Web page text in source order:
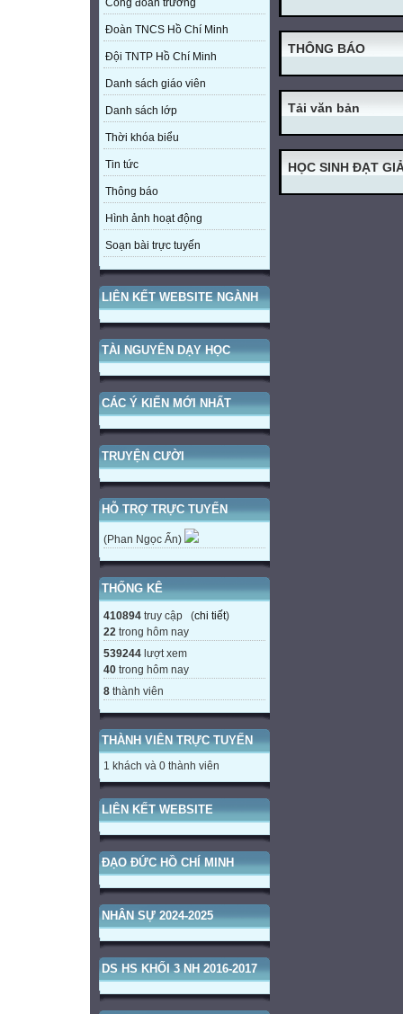
Công đoàn trường
Đoàn TNCS Hồ Chí Minh
Đội TNTP Hồ Chí Minh
Danh sách giáo viên
Danh sách lớp
Thời khóa biểu
Tin tức
Thông báo
Hình ảnh hoạt động
Soạn bài trực tuyến
LIÊN KẾT WEBSITE NGÀNH
TÀI NGUYÊN DẠY HỌC
CÁC Ý KIẾN MỚI NHẤT
TRUYỆN CƯỜI
HỖ TRỢ TRỰC TUYẾN
(Phan Ngọc Ẩn)
THỐNG KÊ
410894 truy cập (chi tiết)
22 trong hôm nay
539244 lượt xem
40 trong hôm nay
8 thành viên
THÀNH VIÊN TRỰC TUYẾN
1 khách và 0 thành viên
LIÊN KẾT WEBSITE
ĐẠO ĐỨC HỒ CHÍ MINH
NHÂN SỰ 2024-2025
DS HS KHỐI 3 NH 2016-2017
THÔNG BÁO
Tải văn bản
HỌC SINH ĐẠT